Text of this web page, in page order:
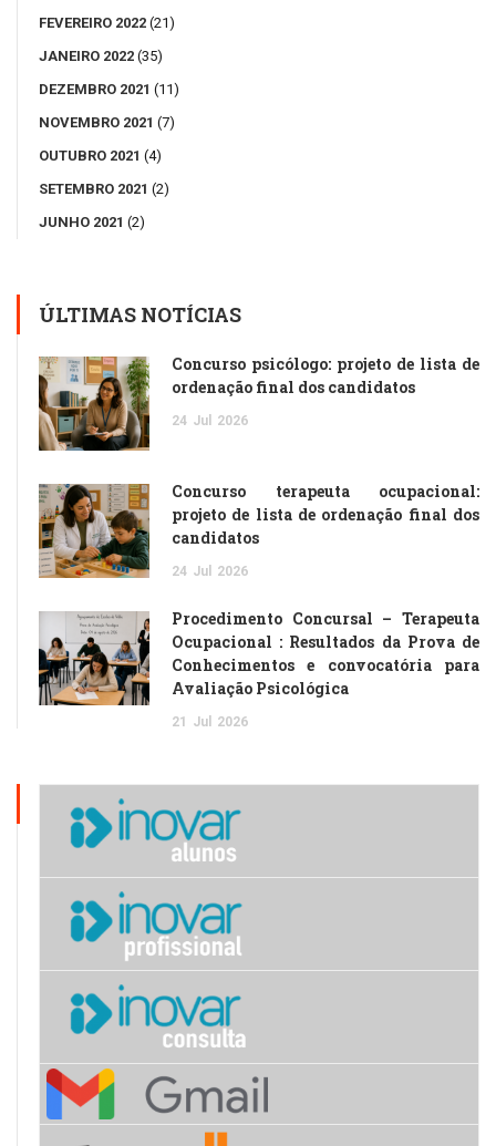
FEVEREIRO 2022 (21)
JANEIRO 2022 (35)
DEZEMBRO 2021 (11)
NOVEMBRO 2021 (7)
OUTUBRO 2021 (4)
SETEMBRO 2021 (2)
JUNHO 2021 (2)
ÚLTIMAS NOTÍCIAS
Concurso psicólogo: projeto de lista de
ordenação final dos candidatos
24 Jul 2026
Concurso terapeuta ocupacional:
projeto de lista de ordenação final dos
candidatos
24 Jul 2026
Procedimento Concursal – Terapeuta
Ocupacional : Resultados da Prova de
Conhecimentos e convocatória para
Avaliação Psicológica
21 Jul 2026